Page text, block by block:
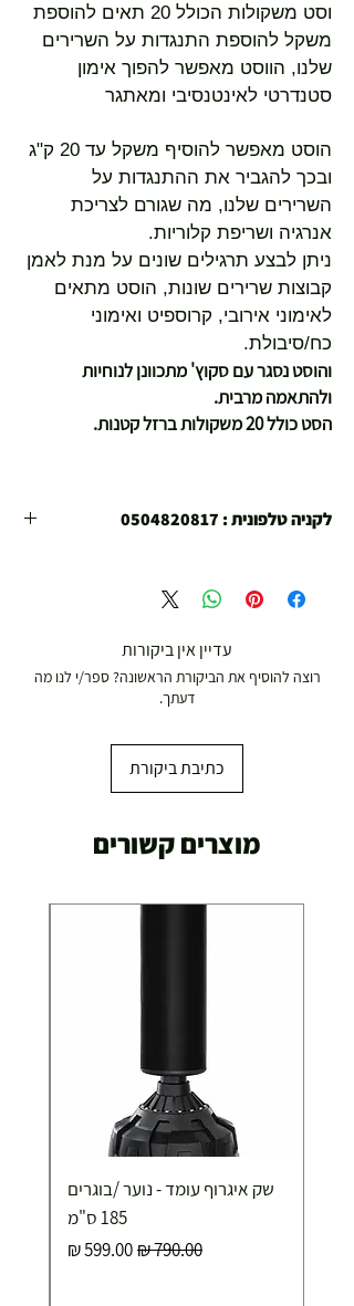
וסט משקולות הכולל 20 תאים להוספת
משקל להוספת התנגדות על השרירים
שלנו, הווסט מאפשר להפוך אימון
סטנדרטי לאינטנסיבי ומאתגר
הוסט מאפשר להוסיף משקל עד 20 ק"ג
ובכך להגביר את ההתנגדות על
השרירים שלנו, מה שגורם לצריכת
אנרגיה ושריפת קלוריות.
ניתן לבצע תרגילים שונים על מנת לאמן
קבוצות שרירים שונות, הוסט מתאים
לאימוני אירובי, קרוספיט ואימוני
כח/סיבולת.
והוסט נסגר עם סקוץ' מתכוונן לנוחיות
ולהתאמה מרבית.
הסט כולל 20 משקולות ברזל קטנות.
לקניה טלפונית : 0504820817
עדיין אין ביקורות
רוצה להוסיף את הביקורת הראשונה? ספר/י לנו מה
דעתך.
כתיבת ביקורת
מוצרים קשורים
שק איגרוף עומד - נוער /בוגרים
185 ס"מ
מחיר רגילמחיר מבצע